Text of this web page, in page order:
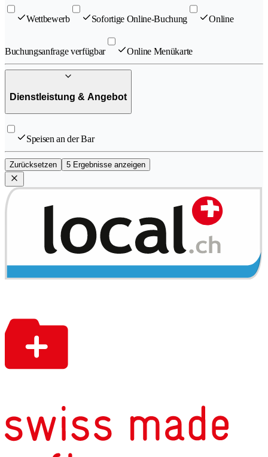
Wettbewerb Sofortige Online-Buchung Online
Buchungsanfrage verfügbar Online Menükarte
Dienstleistung & Angebot
Speisen an der Bar
Zurücksetzen 5 Ergebnisse anzeigen